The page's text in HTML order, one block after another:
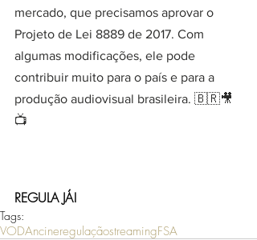
mercado, que precisamos aprovar o
Projeto de Lei 8889 de 2017. Com
algumas modificações, ele pode
contribuir muito para o país e para a
produção audiovisual brasileira. 🇧🇷🎥
📺
REGULA JÁ!
Tags:
VODAncineregulaçãostreamingFSA